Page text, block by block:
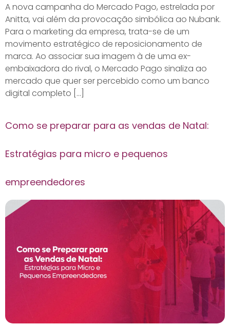
A nova campanha do Mercado Pago, estrelada por
Anitta, vai além da provocação simbólica ao Nubank.
Para o marketing da empresa, trata-se de um
movimento estratégico de reposicionamento de
marca. Ao associar sua imagem à de uma ex-
embaixadora do rival, o Mercado Pago sinaliza ao
mercado que quer ser percebido como um banco
digital completo […]
Como se preparar para as vendas de Natal:
Estratégias para micro e pequenos
empreendedores